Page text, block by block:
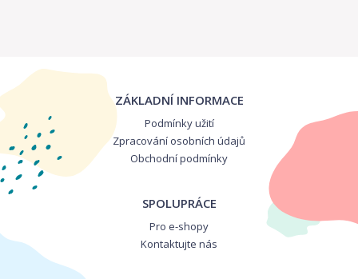
ZÁKLADNÍ INFORMACE
Podmínky užití
Zpracování osobních údajů
Obchodní podmínky
SPOLUPRÁCE
Pro e-shopy
Kontaktujte nás